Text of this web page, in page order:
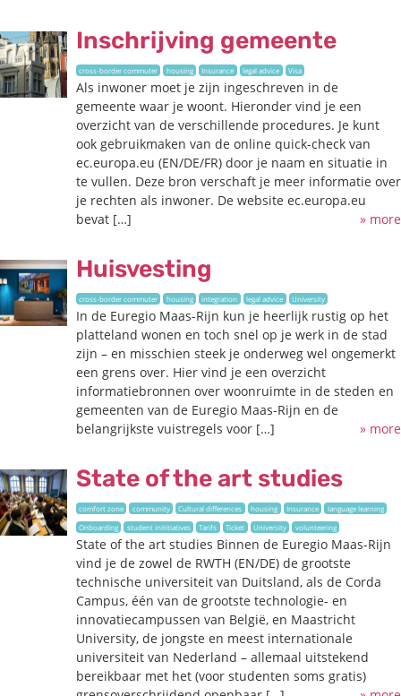
Inschrijving gemeente
cross-border commuter housing Insurance legal advice Visa
Als inwoner moet je zijn ingeschreven in de
gemeente waar je woont. Hieronder vind je een
overzicht van de verschillende procedures. Je kunt
ook gebruikmaken van de online quick-check van
ec.europa.eu (EN/DE/FR) door je naam en situatie in
te vullen. Deze bron verschaft je meer informatie over
je rechten als inwoner. De website ec.europa.eu
bevat […]
» more
Huisvesting
cross-border commuter housing integration legal advice University
In de Euregio Maas-Rijn kun je heerlijk rustig op het
platteland wonen en toch snel op je werk in de stad
zijn – en misschien steek je onderweg wel ongemerkt
een grens over. Hier vind je een overzicht
informatiebronnen over woonruimte in de steden en
gemeenten van de Euregio Maas-Rijn en de
belangrijkste vuistregels voor […]
» more
State of the art studies
comfort zone community Cultural differences housing Insurance
language learning
Onboarding
student inititiatives Tarifs Ticket University volunteering
State of the art studies Binnen de Euregio Maas-Rijn
vind je de zowel de RWTH (EN/DE) de grootste
technische universiteit van Duitsland, als de Corda
Campus, één van de grootste technologie- en
innovatiecampussen van België, en Maastricht
University, de jongste en meest internationale
universiteit van Nederland – allemaal uitstekend
bereikbaar met het (voor studenten soms gratis)